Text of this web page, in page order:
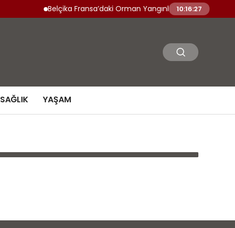
Belçika Fransa’daki Orman Yangınlarına Askeri
10:16:27
SAĞLIK YAŞAM